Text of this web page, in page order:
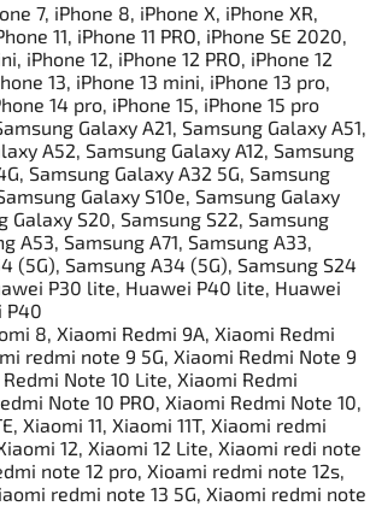
7, iPhone 8, iPhone X, iPhone XR,
11, iPhone 11 PRO, iPhone SE 2020,
iPhone 12, iPhone 12 PRO, iPhone 12
13, iPhone 13 mini, iPhone 13 pro,
14 pro, iPhone 15, iPhone 15 pro
Galaxy A21, Samsung Galaxy A51,
A52, Samsung Galaxy A12, Samsung
Samsung Galaxy A32 5G, Samsung
Galaxy S10e, Samsung Galaxy
Galaxy S20, Samsung S22, Samsung
A53, Samsung A71, Samsung A33,
(5G), Samsung A34 (5G), Samsung S24
P30 lite, Huawei P40 lite, Huawei
P40
8, Xiaomi Redmi 9A, Xiaomi Redmi
redmi note 9 5G, Xiaomi Redmi Note 9
Redmi Note 10 Lite, Xiaomi Redmi
Note 10 PRO, Xiaomi Redmi Note 10,
Xiaomi 11, Xiaomi 11T, Xiaomi redmi
12, Xiaomi 12 Lite, Xiaomi redi note
note 12 pro, Xioami redmi note 12s,
redmi note 13 5G, Xiaomi redmi note